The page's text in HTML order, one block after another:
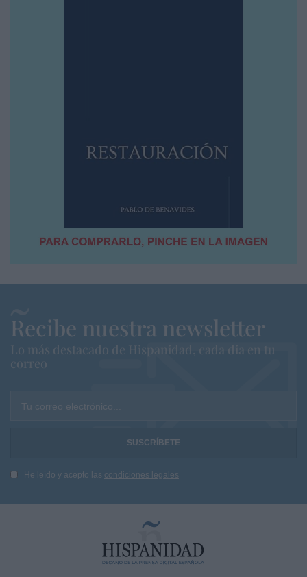
Recibe nuestra newsletter
Lo más destacado de Hispanidad, cada dia en tu
correo
Tu correo electrónico...
He leído y acepto las condiciones legales